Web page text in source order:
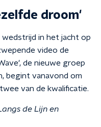
droom'
wedstrijd in het jacht op
video de
de nieuwe groep
begint vanavond om
van de kwalificatie.
de Lijn en